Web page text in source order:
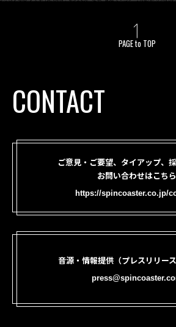
PAGE to TOP
CONTACT
ご意見・ご要望、タイアップ、
お問い合わせはこちら
https://spincoaster.co.jp/
音源・情報提供（プレスリリー